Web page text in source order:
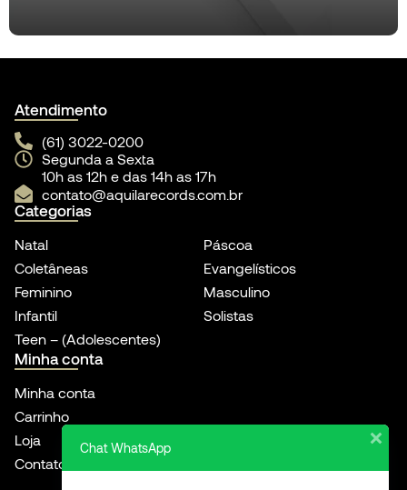
Atendimento
(61) 3022-0200
Segunda a Sexta
10h as 12h e das 14h as 17h
contato@aquilarecords.com.br
Categorias
Natal
Páscoa
Coletâneas
Evangelísticos
Feminino
Masculino
Infantil
Solistas
Teen – (Adolescentes)
Minha conta
Minha conta
Carrinho
Loja
Contato
Chat WhatsApp